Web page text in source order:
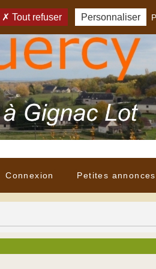
Connexion Petites annonces
Tout refuser Personnaliser